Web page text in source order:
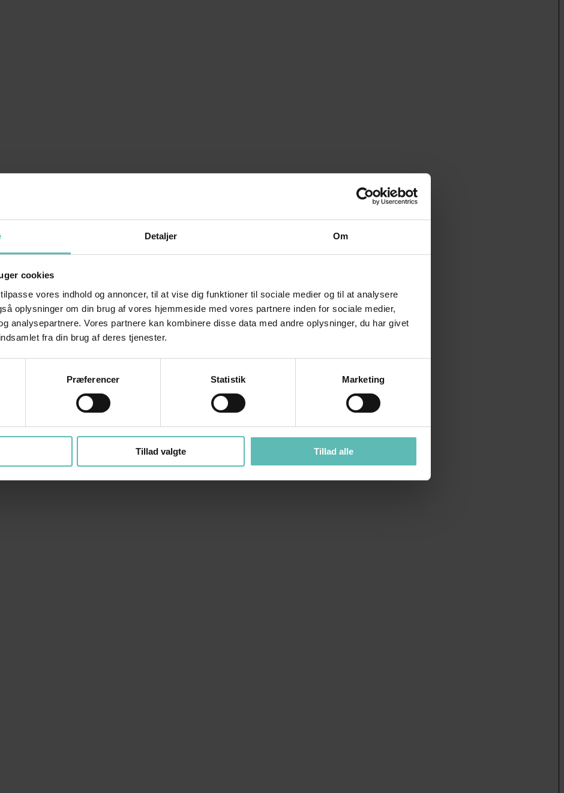
Detaljer Om
cookies
vores indhold og annoncer, til at vise dig funktioner til sociale medier og til at analysere
oplysninger om din brug af vores hjemmeside med vores partnere inden for sociale medier,
analysepartnere. Vores partnere kan kombinere disse data med andre oplysninger, du har givet
fra din brug af deres tjenester.
Præferencer Statistik Marketing
Tillad valgte Tillad alle